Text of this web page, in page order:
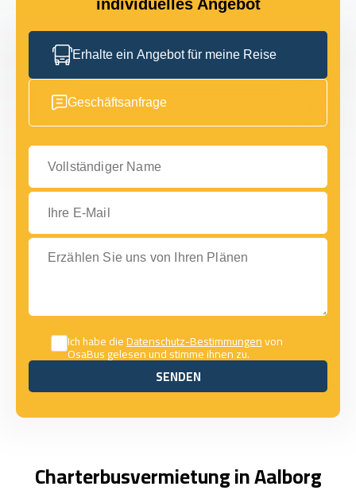
individuelles Angebot
Erhalte ein Angebot für meine Reise
Geschäftsanfrage
Vollständiger Name
Ihre E-Mail
Erzählen Sie uns von Ihren Plänen
Ich habe dieDatenschutz-Bestimmungenvon
OsaBus gelesen und stimme ihnen zu.
SENDEN
SENDEN
Charterbusvermietung in Aalborg